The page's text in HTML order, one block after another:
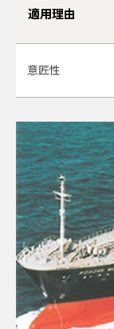
適用理由
意匠性